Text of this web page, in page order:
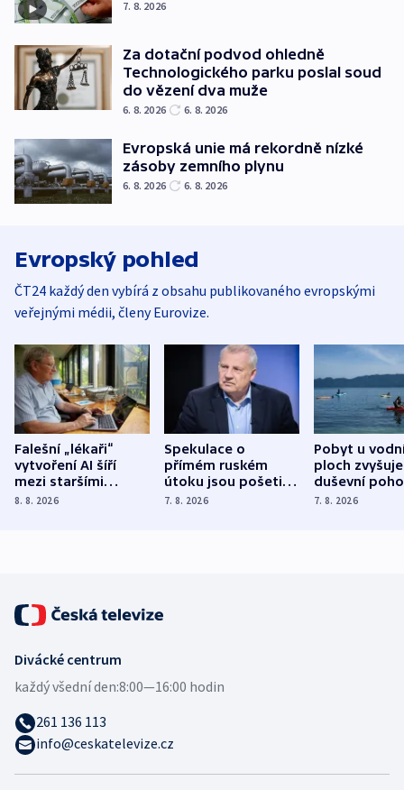
7. 8. 2026
Za dotační podvod ohledně
Technologického parku poslal soud
do vězení dva muže
6. 8. 2026 6. 8. 2026
Evropská unie má rekordně nízké
zásoby zemního plynu
6. 8. 2026 6. 8. 2026
Evropský pohled
ČT24 každý den vybírá z obsahu publikovaného evropskými
veřejnými médii, členy Eurovize.
Falešní „lékaři“
vytvoření AI šíří
mezi staršími
Poláky nebezpečné
8. 8. 2026
Spekulace o
přímém ruském
útoku jsou pošetilé,
míní estonský
7. 8. 2026
Pobyt u
ploch zvyšuje
duševní
ukázala
7. 8. 2026
Divácké centrum
každý všední den:8:00—16:00 hodin
261 136 113
info@ceskatelevize.cz